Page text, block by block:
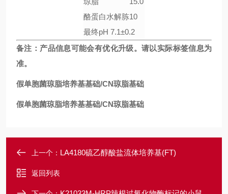
酪蛋白水解胨10
最终pH 7.1±0.2
备注 ： 产品信息可能会有优化升级。请以实际标签信息为
准。
假单胞菌琼脂培养基基础/CN琼脂基础
假单胞菌琼脂培养基基础/CN琼脂基础
上一个： LA4180硫乙醇酸盐流体培养基(FT)
返回列表